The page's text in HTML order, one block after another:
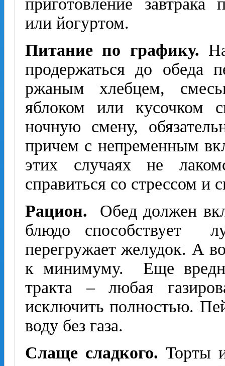
или йогуртом.
Питание по графику.
продержаться до обеда
ржаным хлебцем,
яблоком или
ночную смену,
причем с непременным
этих случаях не
справиться со стрессом и
Рацион.
Обед должен
блюдо способствует
перегружает желудок. А
к минимуму. Еще
тракта – любая
исключить полностью.
воду без газа.
Слаще сладкого. Торты